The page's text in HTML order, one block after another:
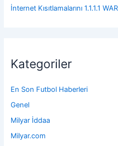
İnternet Kısıtlamalarını 1.1.1.1
Kategoriler
En Son Futbol Haberleri
Genel
Milyar İddaa
Milyar.com